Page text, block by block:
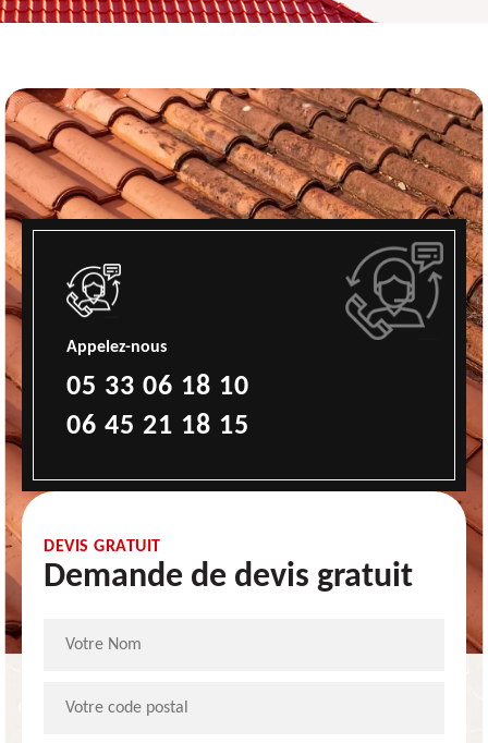
Appelez-nous
05 33 06 18 10
06 45 21 18 15
DEVIS GRATUIT
Demande de devis gratuit